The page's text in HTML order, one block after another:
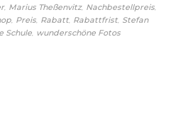
, Marius Theßenvitz, Nachbestellpreis
Preis Rabatt Rabattfrist Stefan
Schule wunderschöne Fotos